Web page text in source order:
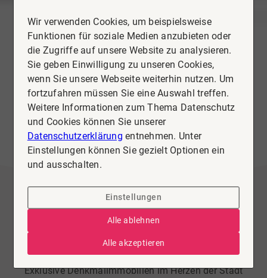
Wohnung zu kaufen in Köthen
Villa Wittig – Wohnen mit
Geschichte & steuerlichem Vorteil
Exklusive Denkmalimmobilien im Herzen der Stadt
Wir verwenden Cookies, um beispielsweise
Funktionen für soziale Medien anzubieten oder
die Zugriffe auf unsere Website zu analysieren.
Sie geben Einwilligung zu unseren Cookies,
wenn Sie unsere Webseite weiterhin nutzen. Um
fortzufahren müssen Sie eine Auswahl treffen.
Weitere Informationen zum Thema Datenschutz
und Cookies können Sie unserer
Datenschutzerklärung entnehmen. Unter
Einstellungen können Sie gezielt Optionen ein
und ausschalten.
Einstellungen
Alle ablehnen
Alle akzeptieren